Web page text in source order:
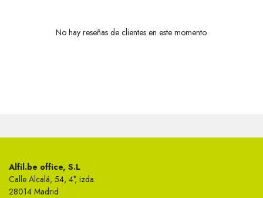
No hay reseñas de clientes en este momento.
Alfil.be office, S.L
Calle Alcalá, 54, 4°, izda.
28014 Madrid